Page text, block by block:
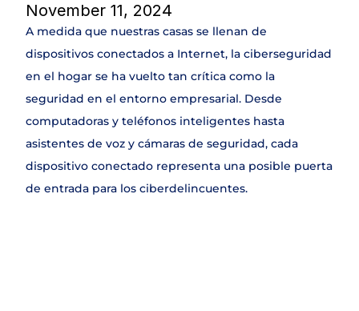
Threat Intelligence
Join
Events
Experts
November 11, 2024
A medida que nuestras casas se llenan de
dispositivos conectados a Internet, la ciberseguridad
en el hogar se ha vuelto tan crítica como la
seguridad en el entorno empresarial. Desde
computadoras y teléfonos inteligentes hasta
asistentes de voz y cámaras de seguridad, cada
dispositivo conectado representa una posible puerta
de entrada para los ciberdelincuentes.